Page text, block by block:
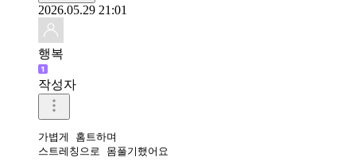
2026.05.29 21:01
행복
작성자
가볍게 홈트하며
스트레칭으로 몸풀기했어요